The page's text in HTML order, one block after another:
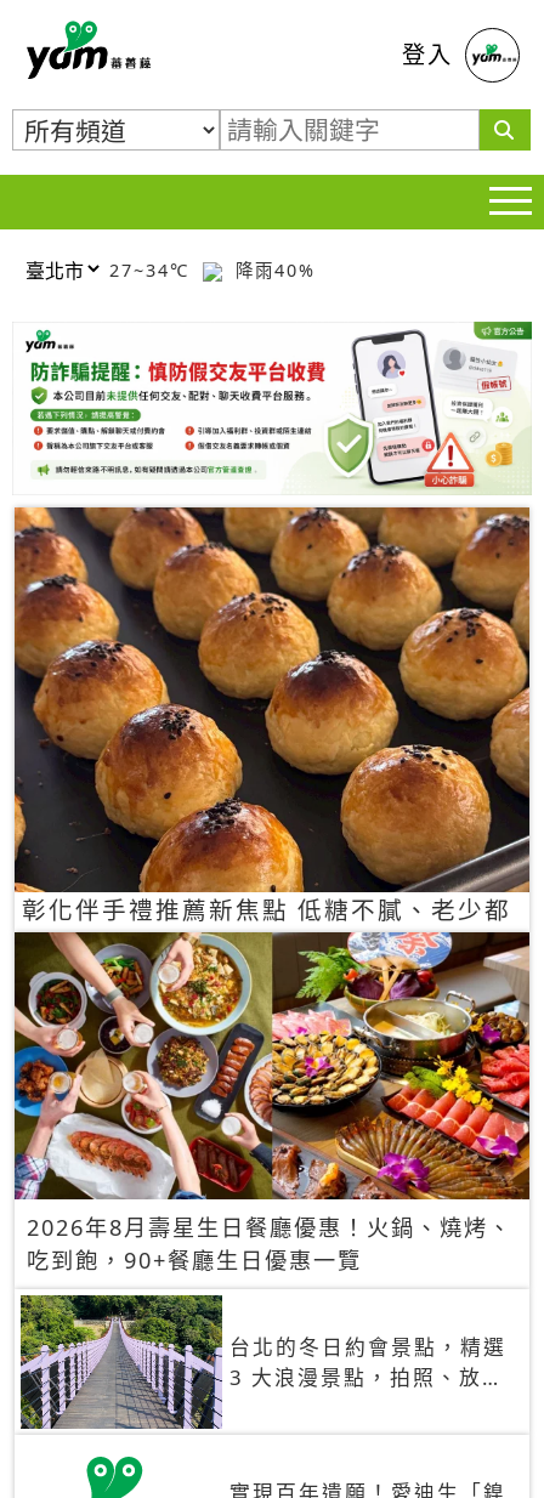
登入
27~34℃ 降雨40%
彰化伴手禮推薦新焦點 低糖不膩、老少都
愛的一口蛋黃酥禮盒
2026年8月壽星生日餐廳優惠！火鍋、燒烤、
吃到飽，90+餐廳生日優惠一覽
台北的冬日約會景點，精選
3 大浪漫景點，拍照、放閃